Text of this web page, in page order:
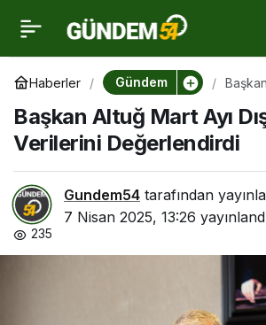
Haberler Gündem
Başkan Altuğ Mart Ayı
Verilerini Değerlendirdi
Gundem54 tarafından
7 Nisan 2025, 13:26
235
Başkan Altuğ Mart Ayı
Dış Ticaret Verilerini
Değerlendirdi